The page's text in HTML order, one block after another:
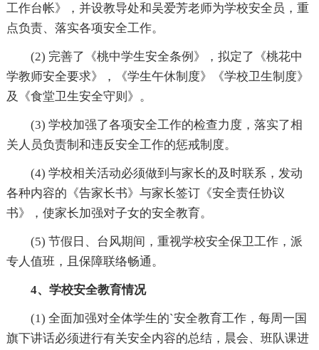
工作台帐》，并设教导处和吴爱芳老师为学校安全员，重
点负责、落实各项安全工作。
(2) 完善了《桃中学生安全条例》，拟定了《桃花中
学教师安全要求》，《学生午休制度》《学校卫生制度》
及《食堂卫生安全守则》。
(3) 学校加强了各项安全工作的检查力度，落实了相
关人员负责制和违反安全工作的惩戒制度。
(4) 学校相关活动必须做到与家长的及时联系，发动
各种内容的《告家长书》与家长签订《安全责任协议
书》，使家长加强对子女的安全教育。
(5) 节假日、台风期间，重视学校安全保卫工作，派
专人值班，且保障联络畅通。
4、学校安全教育情况
(1) 全面加强对全体学生的`安全教育工作，每周一国
旗下讲话必须进行有关安全内容的总结，晨会、班队课进